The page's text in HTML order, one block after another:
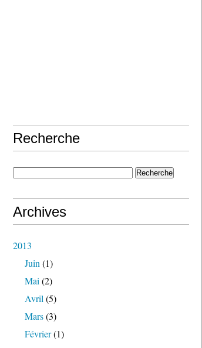
Recherche
Archives
2013
Juin (1)
Mai (2)
Avril (5)
Mars(3)
Février(1)